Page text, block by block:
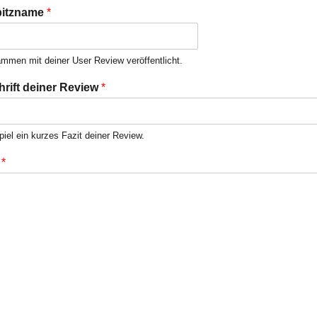
4
10
5
10
6
101010 1010
*
mit deiner User Review veröffentlicht.
deiner Review*
ein kurzes Fazit deiner Review.
*